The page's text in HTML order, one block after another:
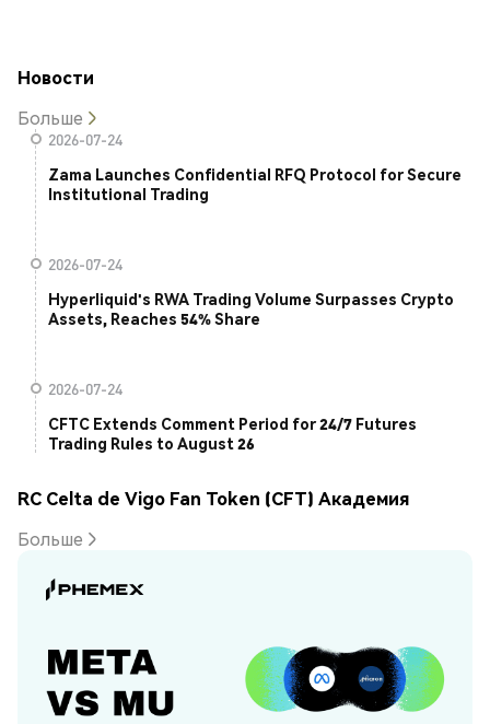
Новости
Больше
2026-07-24
Zama Launches Confidential RFQ Protocol for Secure
Institutional Trading
2026-07-24
Hyperliquid's RWA Trading Volume Surpasses Crypto
Assets, Reaches 54% Share
2026-07-24
CFTC Extends Comment Period for 24/7 Futures
Trading Rules to August 26
RC Celta de Vigo Fan Token (CFT) Академия
Больше